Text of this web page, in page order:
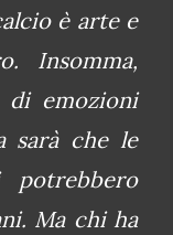
è arte e
Insomma,
di emozioni
sarà che le
potrebbero
Ma chi ha